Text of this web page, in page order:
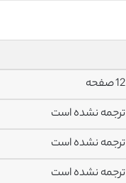
12 صفحه
ترجمه نشده است
ترجمه نشده است
ترجمه نشده است